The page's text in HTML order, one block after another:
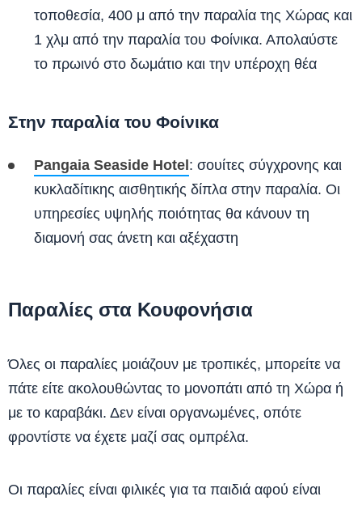
τοποθεσία, 400 μ από την παραλία της Χώρας και
1 χλμ από την παραλία του Φοίνικα. Απολαύστε
το πρωινό στο δωμάτιο και την υπέροχη θέα
Στην παραλία του Φοίνικα
Pangaia Seaside Hotel : σουίτες σύγχρονης και
κυκλαδίτικης αισθητικής δίπλα στην παραλία. Οι
υπηρεσίες υψηλής ποιότητας θα κάνουν τη
διαμονή σας άνετη και αξέχαστη
Παραλίες στα Κουφονήσια
Όλες οι παραλίες μοιάζουν με τροπικές, μπορείτε να
πάτε είτε ακολουθώντας το μονοπάτι από τη Χώρα ή
με το καραβάκι. Δεν είναι οργανωμένες, οπότε
φροντίστε να έχετε μαζί σας ομπρέλα.
Οι παραλίες είναι φιλικές για τα παιδιά αφού είναι